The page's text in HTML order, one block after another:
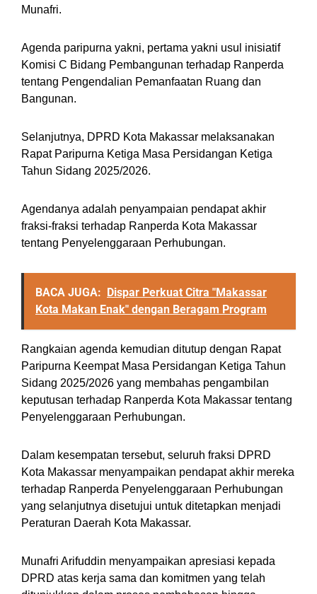
Munafri.
Agenda paripurna yakni, pertama yakni usul inisiatif
Komisi C Bidang Pembangunan terhadap Ranperda
tentang Pengendalian Pemanfaatan Ruang dan
Bangunan.
Selanjutnya, DPRD Kota Makassar melaksanakan
Rapat Paripurna Ketiga Masa Persidangan Ketiga
Tahun Sidang 2025/2026.
Agendanya adalah penyampaian pendapat akhir
fraksi-fraksi terhadap Ranperda Kota Makassar
tentang Penyelenggaraan Perhubungan.
BACA JUGA: Dispar Perkuat Citra "Makassar
Kota Makan Enak" dengan Beragam Program
Rangkaian agenda kemudian ditutup dengan Rapat
Paripurna Keempat Masa Persidangan Ketiga Tahun
Sidang 2025/2026 yang membahas pengambilan
keputusan terhadap Ranperda Kota Makassar tentang
Penyelenggaraan Perhubungan.
Dalam kesempatan tersebut, seluruh fraksi DPRD
Kota Makassar menyampaikan pendapat akhir mereka
terhadap Ranperda Penyelenggaraan Perhubungan
yang selanjutnya disetujui untuk ditetapkan menjadi
Peraturan Daerah Kota Makassar.
Munafri Arifuddin menyampaikan apresiasi kepada
DPRD atas kerja sama dan komitmen yang telah